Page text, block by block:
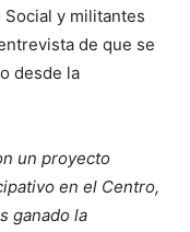
y militantes
de que se
desde la
un proyecto
en el Centro,
ganado la